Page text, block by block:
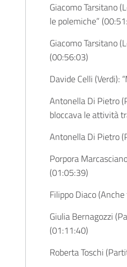
Giacomo Tarsitano
le polemiche” (
Giacomo Tarsitano
(00:56:03)
Davide Celli (Verdi):
Antonella Di Pietro
bloccava le attività
Antonella Di Pietro
Porpora
(01:05:39)
Filippo Diaco
Giulia Bernagozzi
(01:11:40)
Roberta Toschi